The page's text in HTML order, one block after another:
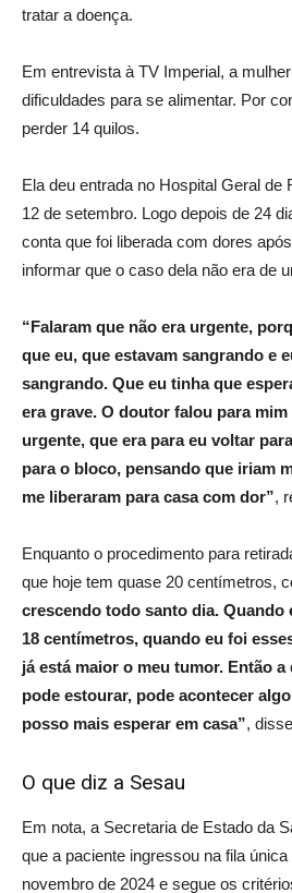
tratar a doença.
Em entrevista à TV Imperial, a
dificuldades para se alimentar. Por
perder 14 quilos.
Ela deu entrada no Hospital Geral de
12 de setembro. Logo depois de 24
conta que foi liberada com dores
informar que o caso dela não era de
“Falaram que não era urgente,
que eu, que estavam sangrando e
sangrando. Que eu tinha que
era grave. O doutor falou para
urgente, que era para eu voltar
para o bloco, pensando que iriam
me liberaram para casa com dor”,
Enquanto o procedimento para
que hoje tem quase 20 centímetros,
crescendo todo santo dia. Quando
18 centímetros, quando eu foi
já está maior o meu tumor. Então
pode estourar, pode acontecer
posso mais esperar em casa”,
O que diz a Sesau
Em nota, a Secretaria de Estado da
que a paciente ingressou na fila
novembro de 2024 e segue os